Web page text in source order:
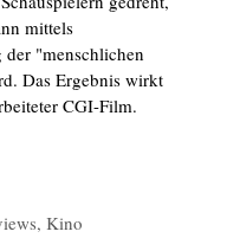
mittels
"menschlichen
Das Ergebnis wirkt
CGI-Film.
, Kino